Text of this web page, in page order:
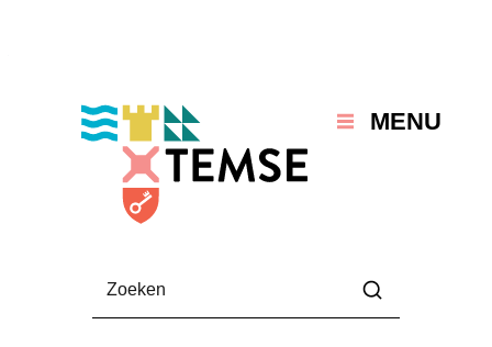
Temse
Zoeken
MENU